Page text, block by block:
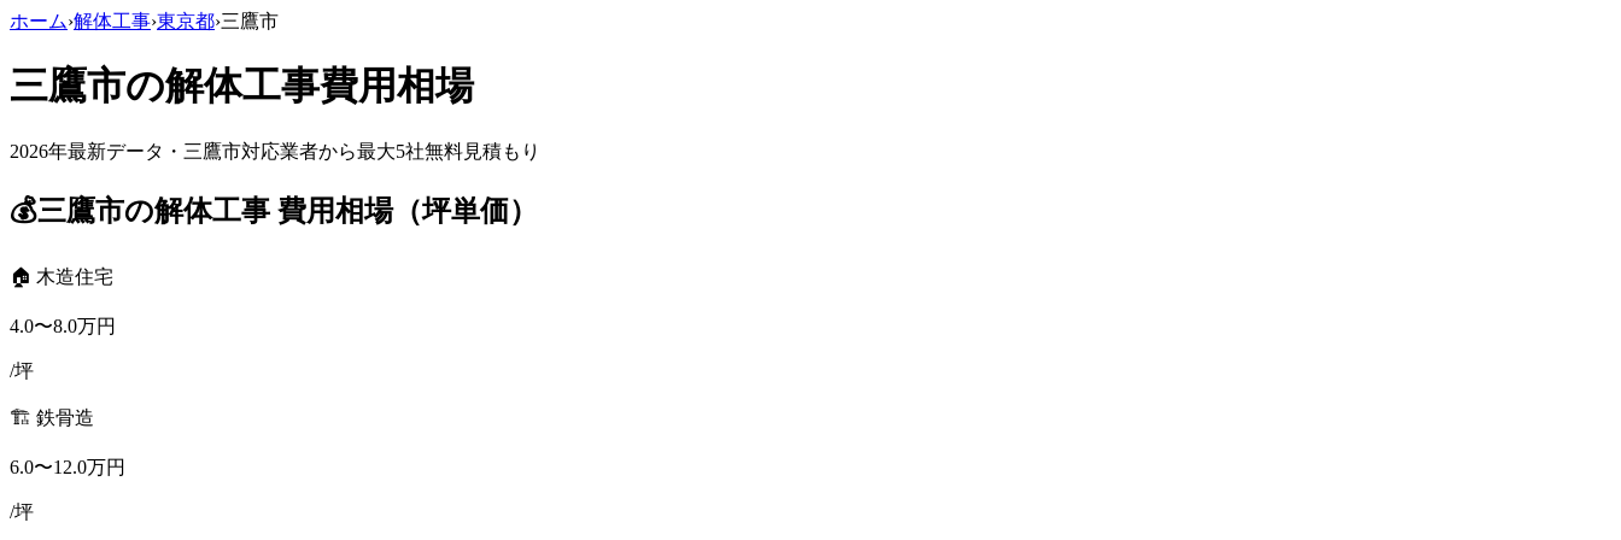
ホーム›解体工事›東京都›三鷹市
三鷹市の解体工事費用相場
2026年最新データ・ 三鷹市対応業者から最大5社無料見積もり
💰三鷹市の解体工事 費用相場（坪単価）
🏠 木造住宅
4.0〜8.0万円
/坪
🏗️ 鉄骨造
6.0〜12.0万円
/坪